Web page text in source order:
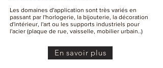
Les domaines d'application sont très variés en
passant par l'horlogerie, la bijouterie, la décoration
d'intérieur, l'art ou les supports industriels pour
l'acier (plaque de rue, vaisselle, mobilier urbain..)
En savoir plus